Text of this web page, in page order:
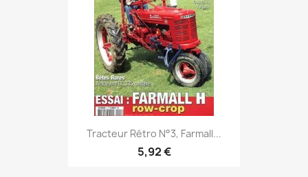
Tracteur Rétro N°3, Farmall...
5,92 €